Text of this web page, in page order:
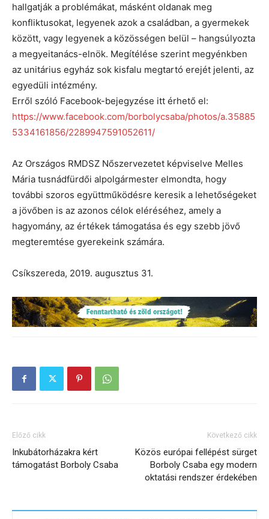
hallgatják a problémákat, másként oldanak meg
konfliktusokat, legyenek azok a családban, a gyermekek
között, vagy legyenek a közösségen belül – hangsúlyozta
a megyeitanács-elnök. Megítélése szerint megyénkben
az unitárius egyház sok kisfalu megtartó erejét jelenti, az
egyedüli intézmény.
Erről szóló Facebook-bejegyzése itt érhető el:
https://www.facebook.com/borbolycsaba/photos/a.35885
5334161856/2289947591052611/
Az Országos RMDSZ Nőszervezetet képviselve Melles
Mária tusnádfürdői alpolgármester elmondta, hogy
további szoros együttműködésre keresik a lehetőségeket
a jövőben is az azonos célok eléréséhez, amely a
hagyomány, az értékek támogatása és egy szebb jövő
megteremtése gyerekeink számára.
Csíkszereda, 2019. augusztus 31.
Előző cikk
Inkubátorházakra kért
támogatást Borboly Csaba
Következő cikk
Közös európai fellépést sürget
Borboly Csaba egy modern
oktatási rendszer érdekében